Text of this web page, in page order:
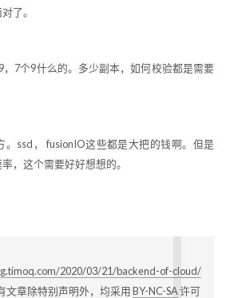
了。
7个9什么的。多少副本，如何校验都是需要
。ssd， fusionIO这些都是大把的钱啊。但是
，这个需要好好想想的。
2020/03/21/backend-of-cloud/
文章除特别声明外，均采用BY-NC-SA许可